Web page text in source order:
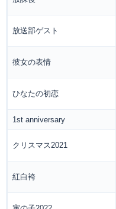
放送部ゲスト
彼女の表情
ひなたの初恋
1st anniversary
クリスマス2021
紅白袴